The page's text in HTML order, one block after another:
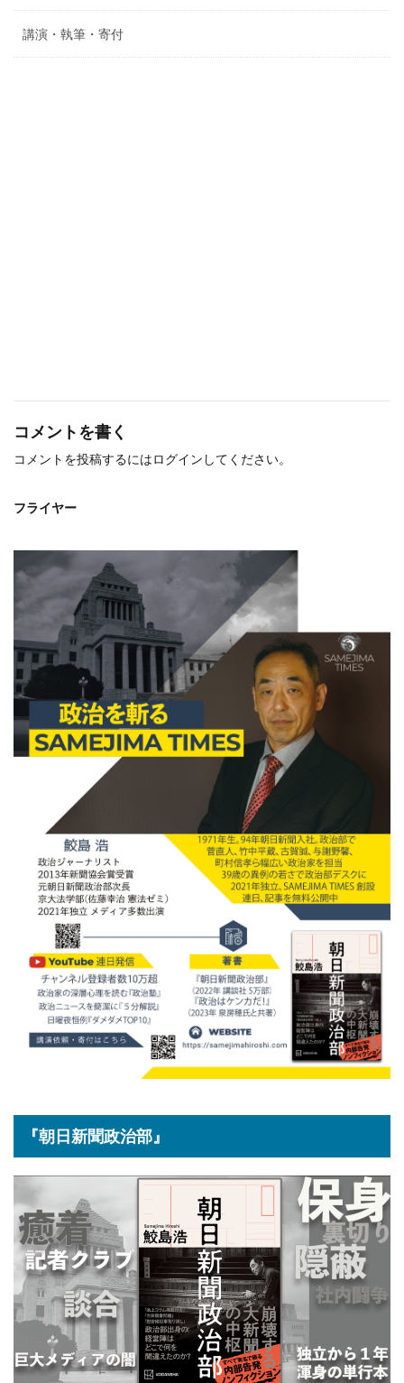
講演・執筆・寄付
コメントを書く
コメントを投稿するにはログイン してください。
フライヤー
『朝日新聞政治部』